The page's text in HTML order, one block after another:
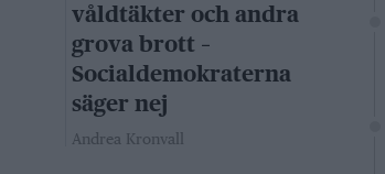
våldtäkter och andra
grova brott –
Socialdemokraterna
säger nej
Andrea Kronvall